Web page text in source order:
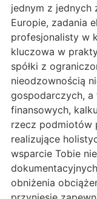
jednym z jednych
Europie, zadania
profesjonalisty w
kluczowa w
spółki z
nieodzownością
gospodarczych,
finansowych,
rzecz podmiotów
realizujące
wsparcie Tobie
obniżenia